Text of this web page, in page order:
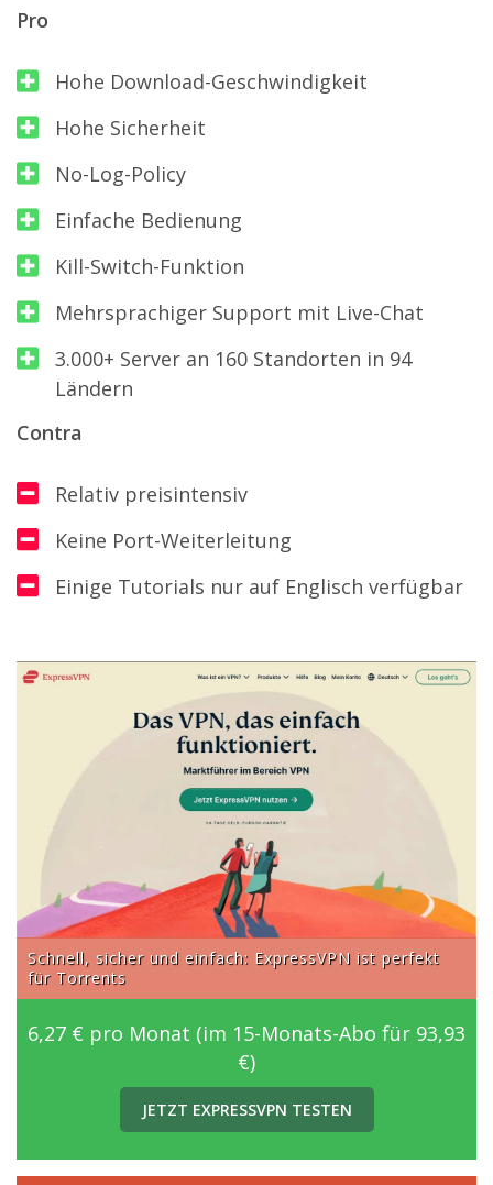
Pro
Hohe Download-Geschwindigkeit
Hohe Sicherheit
No-Log-Policy
Einfache Bedienung
Kill-Switch-Funktion
Mehrsprachiger Support mit Live-Chat
3.000+ Server an 160 Standorten in 94
Ländern
Contra
Relativ preisintensiv
Keine Port-Weiterleitung
Einige Tutorials nur auf Englisch verfügbar
Schnell, sicher und einfach: ExpressVPN ist perfekt
für Torrents
6,27 € pro Monat (im 15-Monats-Abo für 93,93
€)
JETZT EXPRESSVPN TESTEN